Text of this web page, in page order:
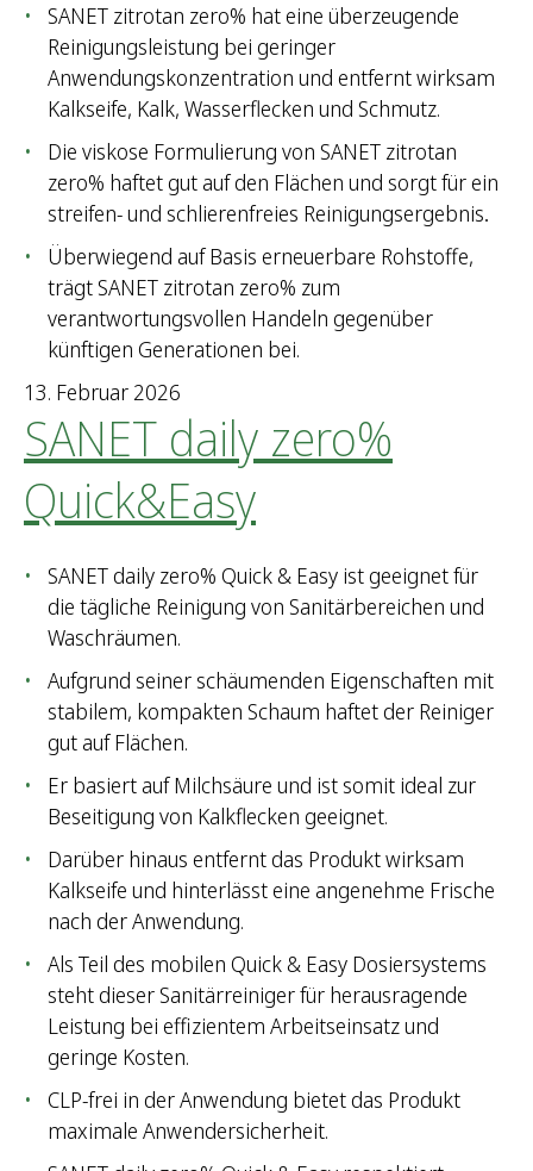
SANET zitrotan zero% hat eine überzeugende
Reinigungsleistung bei geringer
Anwendungskonzentration und entfernt wirksam
Kalkseife, Kalk, Wasserflecken und Schmutz.
Die viskose Formulierung von SANET zitrotan
zero% haftet gut auf den Flächen und sorgt für ein
streifen- und schlierenfreies Reinigungsergebnis.
Überwiegend auf Basis erneuerbare Rohstoffe,
trägt SANET zitrotan zero% zum
verantwortungsvollen Handeln gegenüber
künftigen Generationen bei.
13. Februar 2026
SANET daily zero%
Quick&Easy
SANET daily zero% Quick & Easy ist geeignet für
die tägliche Reinigung von Sanitärbereichen und
Waschräumen.
Aufgrund seiner schäumenden Eigenschaften mit
stabilem, kompakten Schaum haftet der Reiniger
gut auf Flächen.
Er basiert auf Milchsäure und ist somit ideal zur
Beseitigung von Kalkflecken geeignet.
Darüber hinaus entfernt das Produkt wirksam
Kalkseife und hinterlässt eine angenehme Frische
nach der Anwendung.
Als Teil des mobilen Quick & Easy Dosiersystems
steht dieser Sanitärreiniger für herausragende
Leistung bei effizientem Arbeitseinsatz und
geringe Kosten.
CLP-frei in der Anwendung bietet das Produkt
maximale Anwendersicherheit.